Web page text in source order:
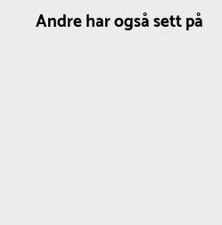
Andre har også sett på